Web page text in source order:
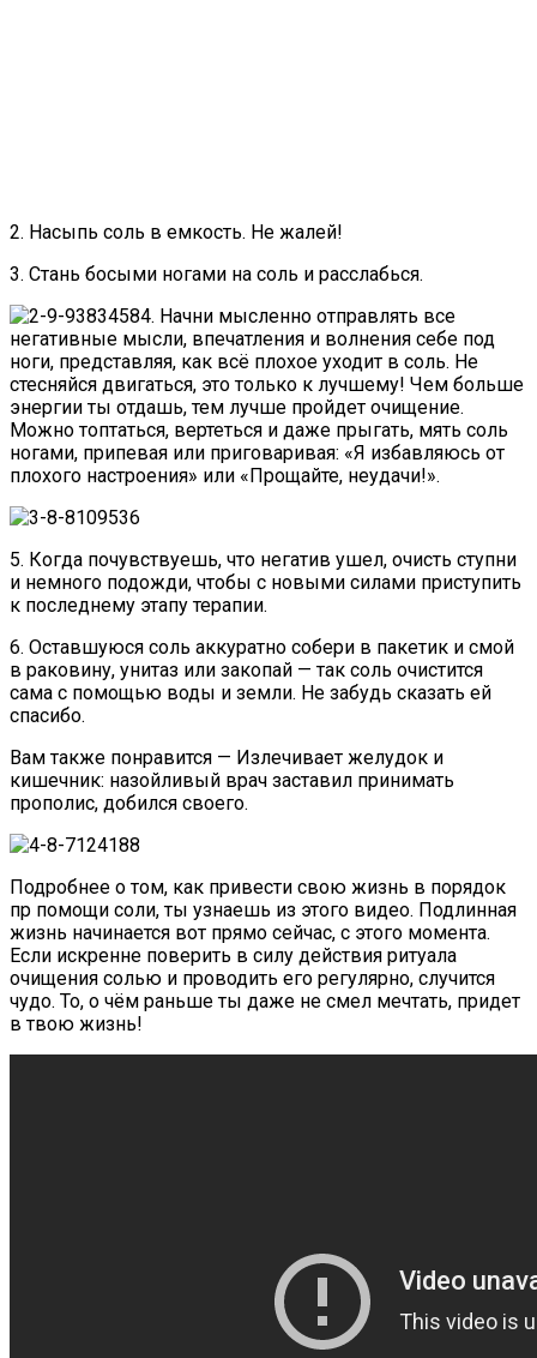
2. Насыпь соль в емкость. Не жалей!
3. Стань босыми ногами на соль и расслабься.
4. Начни мысленно отправлять все
негативные мысли, впечатления и волнения себе под
ноги, представляя, как всё плохое уходит в соль. Не
стесняйся двигаться, это только к лучшему! Чем больше
энергии ты отдашь, тем лучше пройдет очищение.
Можно топтаться, вертеться и даже прыгать, мять соль
ногами, припевая или приговаривая: «Я избавляюсь от
плохого настроения» или «Прощайте, неудачи!».
5. Когда почувствуешь, что негатив ушел, очисть ступни
и немного подожди, чтобы с новыми силами приступить
к последнему этапу терапии.
6. Оставшуюся соль аккуратно собери в пакетик и смой
в раковину, унитаз или закопай — так соль очистится
сама с помощью воды и земли. Не забудь сказать ей
спасибо.
Вам также понравится — Излечивает желудок и
кишечник: назойливый врач заставил принимать
прополис, добился своего.
Подробнее о том, как привести свою жизнь в порядок
пр помощи соли, ты узнаешь из этого видео. Подлинная
жизнь начинается вот прямо сейчас, с этого момента.
Если искренне поверить в силу действия ритуала
очищения солью и проводить его регулярно, случится
чудо. То, о чём раньше ты даже не смел мечтать, придет
в твою жизнь!